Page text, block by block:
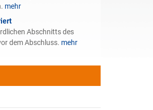
mehr
Abschnitts des
dem Abschluss. mehr